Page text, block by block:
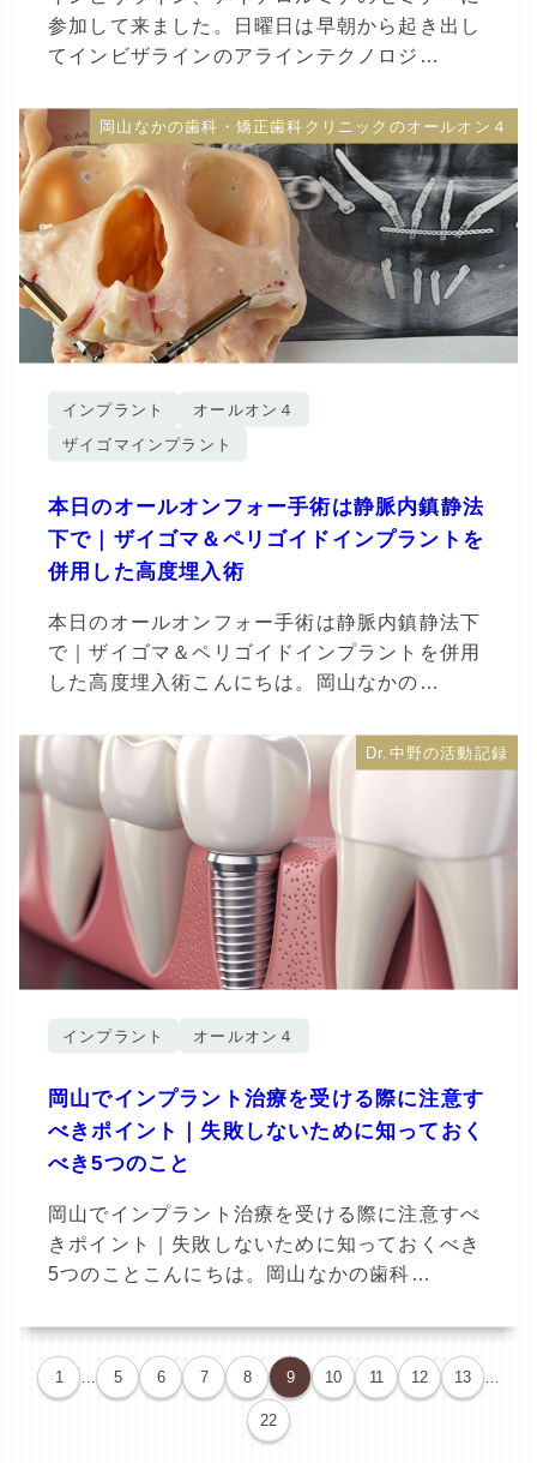
参加して来ました。日曜日は早朝から起き出し
てインビザラインのアラインテクノロジ…
岡山なかの歯科・矯正歯科クリニックのオールオン４
インプラント
オールオン４
ザイゴマインプラント
本日のオールオンフォー手術は静脈内鎮静法
下で｜ザイゴマ＆ペリゴイドインプラントを
併用した高度埋入術
本日のオールオンフォー手術は静脈内鎮静法下
で｜ザイゴマ＆ペリゴイドインプラントを併用
した高度埋入術こんにちは。岡山なかの…
Dr.中野の活動記録
インプラント オールオン４
岡山でインプラント治療を受ける際に注意す
べきポイント｜失敗しないために知っておく
べき5つのこと
岡山でインプラント治療を受ける際に注意すべ
きポイント｜失敗しないために知っておくべき
5つのことこんにちは。岡山なかの歯科…
1 5 6 7 8 9 10 11 12 13
22